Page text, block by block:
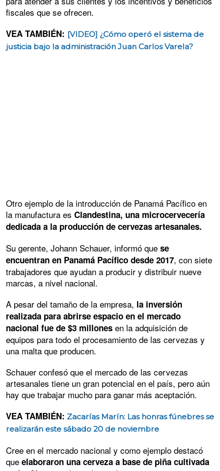
fiscales que se ofrecen.
VEA TAMBIÉN: [VIDEO] ¿Cómo operó el sistema de
justicia bajo la administración Juan Carlos Varela?
Otro ejemplo de la introducción de Panamá Pacífico en
la manufactura es Clandestina, una microcervecería
dedicada a la producción de cervezas artesanales.
Su gerente, Johann Schauer, informó que se
encuentran en Panamá Pacífico desde 2017, con siete
trabajadores que ayudan a producir y distribuir nueve
marcas, a nivel nacional.
A pesar del tamaño de la empresa, la inversión
realizada para abrirse espacio en el mercado
nacional fue de $3 millones en la adquisición de
equipos para todo el procesamiento de las cervezas y
una malta que producen.
Schauer confesó que el mercado de las cervezas
artesanales tiene un gran potencial en el país, pero aún
hay que trabajar mucho para ganar más aceptación.
VEA TAMBIÉN: Zacarías Marín: Las honras fúnebres se
realizarán este sábado 20 de noviembre
Cree en el mercado nacional y como ejemplo destacó
que elaboraron una cerveza a base de piña cultivada